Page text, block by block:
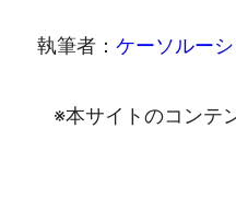
執筆者： ケーソルー
※本サイトのコンテ